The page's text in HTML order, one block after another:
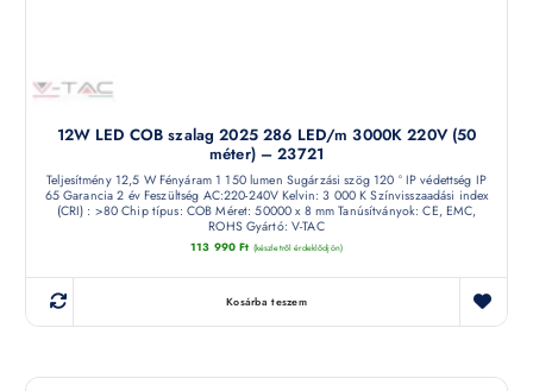
12W LED COB szalag 2025 286 LED/m 3000K 220V (50
méter) – 23721
Teljesítmény 12,5 W Fényáram 1 150 lumen Sugárzási szög 120 ° IP védettség IP
65 Garancia 2 év Feszültség AC:220-240V Kelvin: 3 000 K Színvisszaadási index
(CRI) : >80 Chip típus: COB Méret: 50000 x 8 mm Tanúsítványok: CE, EMC,
ROHS Gyártó: V-TAC
113 990Ft (készletről érdeklődjön)
Kosárba teszem